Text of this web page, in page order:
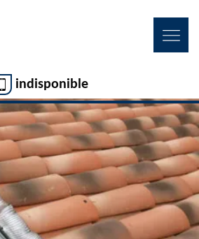
indisponible